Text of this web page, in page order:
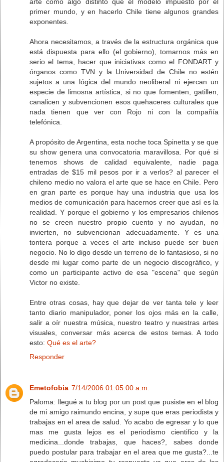
primer mundo, y en hacerlo Chile tiene algunos grandes
exponentes.
Ahora necesitamos, a través de la estructura orgánica que
está dispuesta para ello (el gobierno), tomarnos más en
serio el tema, hacer que iniciativas como el FONDART y
órganos como TVN y la Universidad de Chile no estén
sujetos a una lógica del mundo neoliberal ni ejercan un
especie de limosna artística, si no que fomenten, gatillen,
canalicen y subvencionen esos quehaceres culturales que
nada tienen que ver con Rojo ni con la compañía
telefónica.
A propósito de Argentina, esta noche toca Spinetta y se que
su show genera una convocatoria maravillosa. Por qué si
tenemos shows de calidad equivalente, nadie paga
entradas de $15 mil pesos por ir a verlos? al parecer el
chileno medio no valora el arte que se hace en Chile. Pero
en gran parte es porque hay una industria que usa los
medios de comunicación para hacernos creer que así es la
realidad. Y porque el gobierno y los empresarios chilenos
no se creen nuestro propio cuento y no ayudan, no
invierten, no subvencionan adecuadamente. Y es una
tontera porque a veces el arte incluso puede ser buen
negocio. No lo digo desde un terreno de lo fantasioso, si no
desde mi lugar como parte de un negocio discográfico, y
como un participante activo de esa "escena" que según
Victor no existe.
Entre otras cosas, hay que dejar de ver tanta tele y leer
tanto diario manipulador, poner los ojos más en la calle,
salir a oír nuestra música, nuestro teatro y nuestras artes
visuales, conversar más acerca de estos temas. A todo
esto: Qué es el arte?
Responder
Emetofobia 7/14/2006 01:05:00 a.m.
Paloma: llegué a tu blog por un post que pusiste en el blog
de mi amigo raimundo encina, y supe que eras periodista y
trabajas en el area de salud. Yo acabo de egresar y lo que
mas me gusta lejos es el periodismo cientifico y la
medicina...donde trabajas, que haces?, sabes donde
puedo postular para trabajar en el area que me gusta?...te